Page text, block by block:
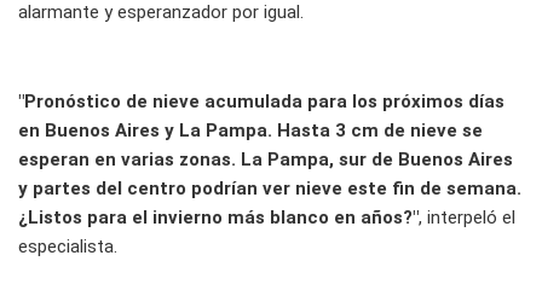
alarmante y esperanzador por igual.
"Pronóstico de nieve acumulada para los próximos días
en Buenos Aires y La Pampa. Hasta 3 cm de nieve se
esperan en varias zonas. La Pampa, sur de Buenos Aires
y partes del centro podrían ver nieve este fin de semana.
¿Listos para el invierno más blanco en años?", interpeló el
especialista.